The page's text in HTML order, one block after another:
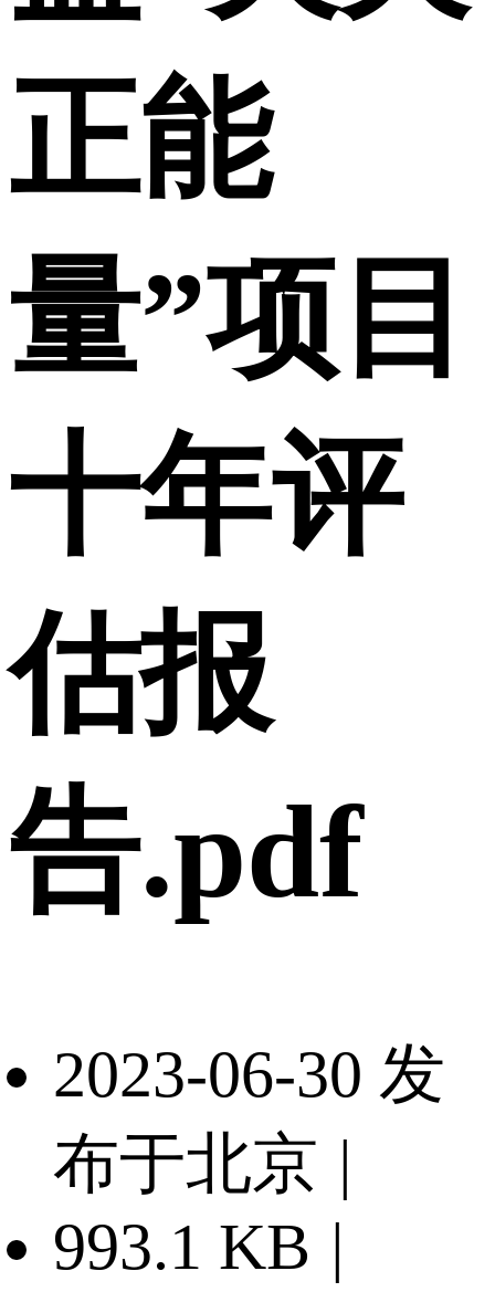
正能
量”项目
十年评
估报
告.pdf
2023-06-30 发
布于北京 |
993.1 KB |